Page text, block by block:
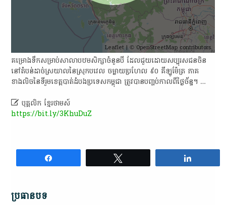
Leaflet | © OpenStreetMapcontributors.
គម្រោងទឹកសម្រាប់សាលាបឋមសិក្សាចំនួនបី ដែលជួយដោយសប្បុរសជនចិន
នៅតំបន់ដាច់ស្រយាលនៃស្រុកបវេល ចម្ងាយប្រហែល ៩០ គីឡូម៉ែត្រ ភាគ
ខាងលិចនៃទីរួមខេត្តបាត់ដំបងប្រទេសកម្ពុជា ត្រូវបានបញ្ចប់កាលពីថ្ងៃច័ន្ទ។ …
 បុគ្គលិក​ ខ្មែរ​ថា​ម​ស៍​
https://bit.ly/3KhuDuZ
ប្រធានបទ